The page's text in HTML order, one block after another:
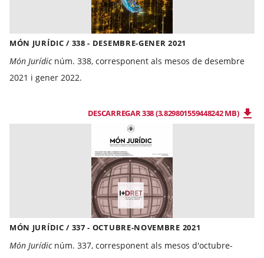
MÓN JURÍDIC / 338 - DESEMBRE-GENER 2021
Món Jurídicnúm. 338, corresponent als mesos de desembre
2021 i gener 2022.
DESCARREGAR 338 (3.829801559448242 MB)
MÓN JURÍDIC / 337 - OCTUBRE-NOVEMBRE 2021
Món Jurídicnúm. 337, corresponent als mesos d'octubre-